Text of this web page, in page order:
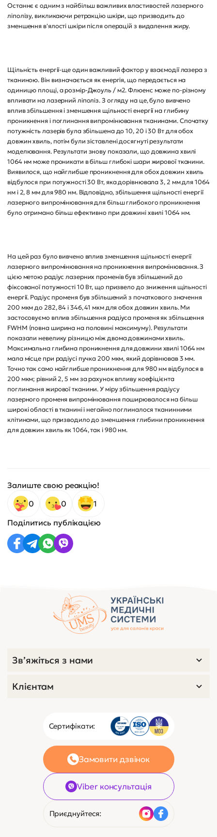
Останнє є одним з найбільш важливих властивостей лазерного
ліполізу, викликаючи ретракцію шкіри, що призводить до
зменшення в'ялості шкіри після операцій з видалення жиру.
Щільність енергії-ще один важливий фактор у взаємодії лазера з
тканиною. Він визначається як енергія, що передається на
одиницю площі, а розмір-Джоуль / м2. Флюенс може по-різному
впливати на лазерний ліполіз. З огляду на це, було вивчено
вплив збільшення і зменшення щільності енергії на глибину
проникнення і поглинання випромінювання тканинами. Спочатку
потужність лазерів була збільшена до 10, 20 і 30 Вт для обох
довжин хвиль, потім були зіставлені досягнуті результати
моделювання. Результати знову показали, що довжина хвилі
1064 нм може проникати в більш глибокі шари жирової тканини.
Виявилося, що найглибше проникнення для обох довжин хвиль
відбулося при потужності 30 Вт, яка дорівнювала 3, 2 мм для 1064
нм і 2, 8 мм для 980 нм. Відповідно, збільшення щільності енергії
лазерного випромінювання для більш глибокого проникнення
було отримано більш ефективно при довжині хвилі 1064 нм.
На цей раз було вивчено вплив зменшення щільності енергії
лазерного випромінювання на проникнення випромінювання. З
цією метою радіус лазерних променів був збільшений до
фіксованої потужності 10 Вт, що призвело до зниження щільності
енергії. Радіус променя був збільшений з початкового значення
200 мкм до 282, 84 і 346, 41 мкм для обох довжин хвиль. Ми
застосовуємо вплив збільшення радіуса променя як збільшення
FWHM (повна ширина на половині максимуму). Результати
показали невелику різницю між двома довжинами хвиль.
Максимальна глибина проникнення для довжини хвилі 1064 нм
мала місце при радіусі пучка 200 мкм, який дорівнював 3 мм.
Точно так само найглибше проникнення для 980 нм відбулося в
200 мкм; рівний 2, 5 мм за рахунок впливу коефіцієнта
поглинання жирової тканини. У міру збільшення радіусу
лазерного променя випромінювання поширювалося на більш
широкі області в тканині і негайно поглиналося тканинними
клітинами, що призводило до зменшення глибини проникнення
для довжин хвиль як 1064, так і 980 нм.
Залиште свою реакцію!
0
0
1
Поділитись публікацією
Сертифікати:
Замовити дзвінок
Viber консультація
Приєднуйтеся:
Зв’яжіться з нами
Клієнтам